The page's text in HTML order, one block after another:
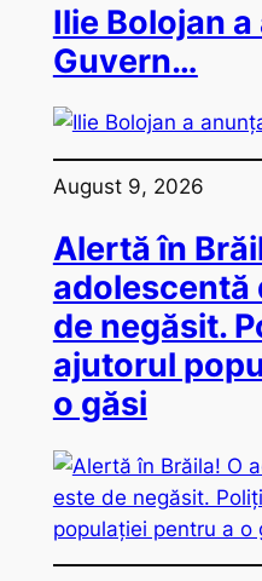
Ilie Bolojan
Guvern…
August 9, 2026
Alertă în
adolescentă
de negăsit.
ajutorul
o găsi